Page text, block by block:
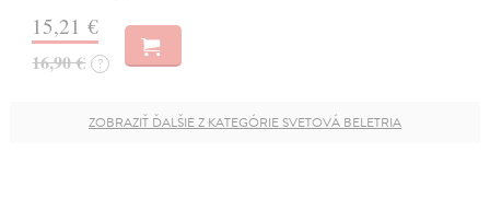
15,21 €
16,90 € ?
ZOBRAZIŤ ĎALŠIE Z KATEGÓRIE SVETOVÁ BELETRIA